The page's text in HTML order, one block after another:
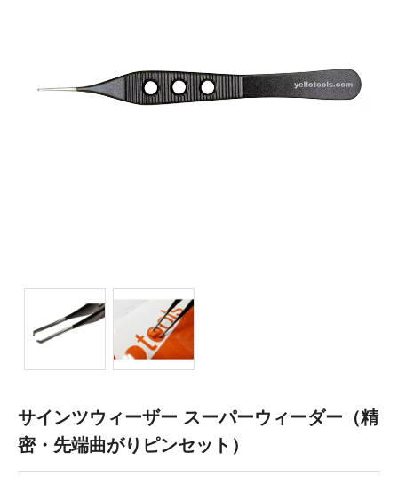
サインツウィーザー スーパーウィーダー（精
密・先端曲がりピンセット）